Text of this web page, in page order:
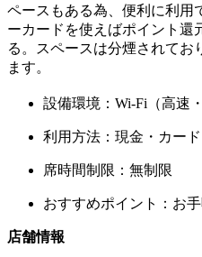
ペースもある為、便利に利用
ーカードを使えばポイント還
る。スペースは分煙されてお
ます。
設備環境：Wi-Fi（高速
利用方法：現金・カー
席時間制限：無制限
おすすめポイント：お
店舗情報